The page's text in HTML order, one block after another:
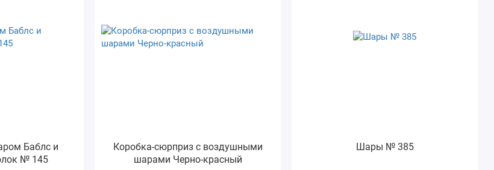
Баблс и
№ 145
Коробка-сюрприз с воздушными
шарами Черно-красный
Шары № 385